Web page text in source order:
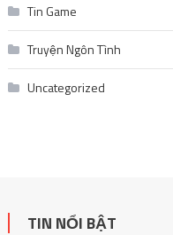
Tin Game
Truyện Ngôn Tình
Uncategorized
TIN NỔI BẬT